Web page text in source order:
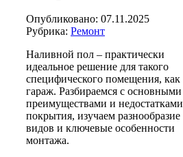
Опубликовано: 07.11.2025
Рубрика: Ремонт
Наливной пол – практически
идеальное решение для такого
специфического помещения, как
гараж. Разбираемся с основными
преимуществами и недостатками
покрытия, изучаем разнообразие
видов и ключевые особенности
монтажа.